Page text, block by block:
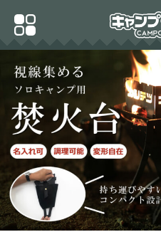
Primary
Menu